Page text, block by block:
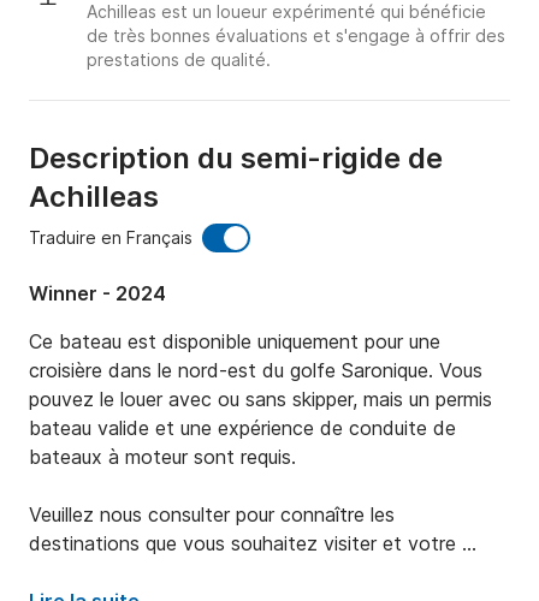
Achilleas est un loueur expérimenté qui bénéficie
de très bonnes évaluations et s'engage à offrir des
prestations de qualité.
Description du semi-rigide de
Achilleas
Traduire en Français
Winner - 2024
Ce bateau est disponible uniquement pour une
croisière dans le nord-est du golfe Saronique. Vous
pouvez le louer avec ou sans skipper, mais un permis
bateau valide et une expérience de conduite de
bateaux à moteur sont requis.
Veuillez nous consulter pour connaître les
destinations que vous souhaitez visiter et votre